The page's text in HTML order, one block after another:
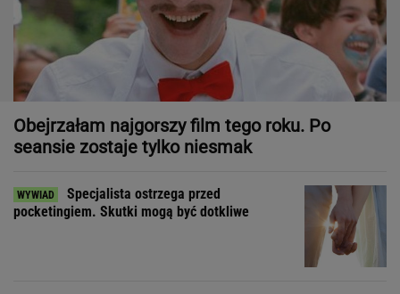
Obejrzałam najgorszy film tego roku. Po
seansie zostaje tylko niesmak
Specjalista ostrzega przed
pocketingiem. Skutki mogą być dotkliwe